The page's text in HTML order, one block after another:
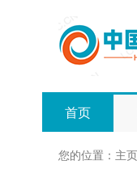
首页
您的位置： 主页